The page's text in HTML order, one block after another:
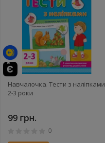
Навчалочка. Тести з наліпками
2-3 роки
99 грн.
0